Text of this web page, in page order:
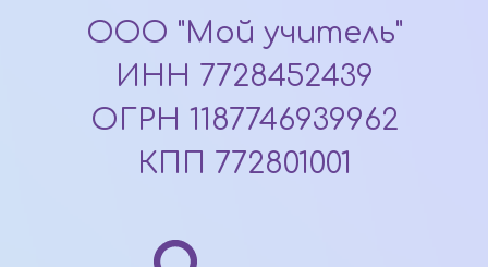
ООО "Мой учитель"
ИНН 7728452439
ОГРН 1187746939962
КПП 772801001